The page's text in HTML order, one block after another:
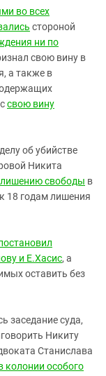
во всех
стороной
ни по
свою вину в
а также в
свою вину
об убийстве
Никита
свободы в
18 годам лишения
и Е.Хасис, а
оставить без
заседание суда,
Никиту
Станислава
колонии особого